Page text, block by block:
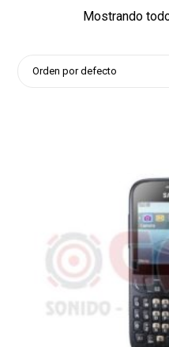
Mostrando
Orden por defecto